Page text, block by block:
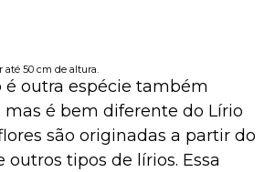
até 50 cm de altura.
é outra espécie também
é bem diferente do Lírio
são originadas a partir do
tipos de lírios. Essa